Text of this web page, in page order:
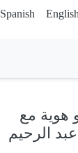
English
Spanish
هوية مع
الرحيم